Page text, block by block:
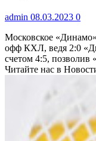
admin 08.03.2023 0
Московское
офф КХЛ, ведя 2:0
счетом 4:5, позволив
Читайте нас в